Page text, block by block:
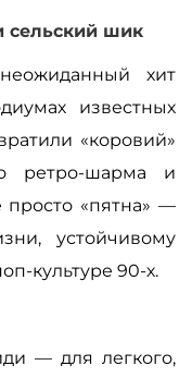
сельский шик
хит
известных
«коровий»
ретро-шарма и
просто «пятна» —
устойчивому
культуре 90-х.
— для легкого,